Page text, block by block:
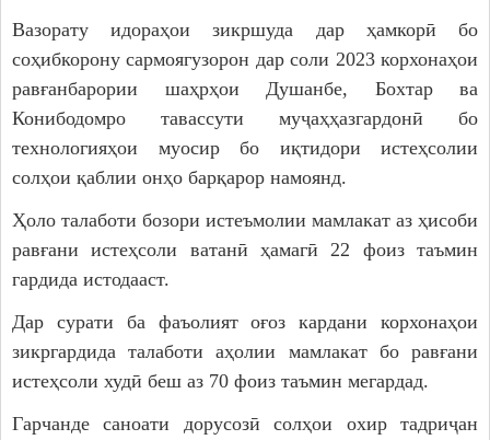
Вазорату идораҳои зикршуда дар ҳамкорӣ бо
соҳибкорону сармоягузорон дар соли 2023 корхонаҳои
равғанбарории шаҳрҳои Душанбе, Бохтар ва
Конибодомро тавассути муҷаҳҳазгардонӣ бо
технологияҳои муосир бо иқтидори истеҳсолии
солҳои қаблии онҳо барқарор намоянд.
Ҳоло талаботи бозори истеъмолии мамлакат аз ҳисоби
равғани истеҳсоли ватанӣ ҳамагӣ 22 фоиз таъмин
гардида истодааст.
Дар сурати ба фаъолият оғоз кардани корхонаҳои
зикргардида талаботи аҳолии мамлакат бо равғани
истеҳсоли худӣ беш аз 70 фоиз таъмин мегардад.
Гарчанде саноати дорусозӣ солҳои охир тадриҷан